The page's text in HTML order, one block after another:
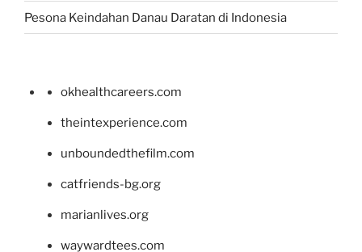
Pesona Keindahan Danau Daratan di Indonesia
okhealthcareers.com
theintexperience.com
unboundedthefilm.com
catfriends-bg.org
marianlives.org
waywardtees.com